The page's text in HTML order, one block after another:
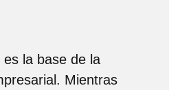
es la base de la
Mientras